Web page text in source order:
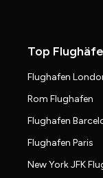
Top
Flughafen
Rom Flughafen
Flughafen
Flughafen Paris
New York JFK